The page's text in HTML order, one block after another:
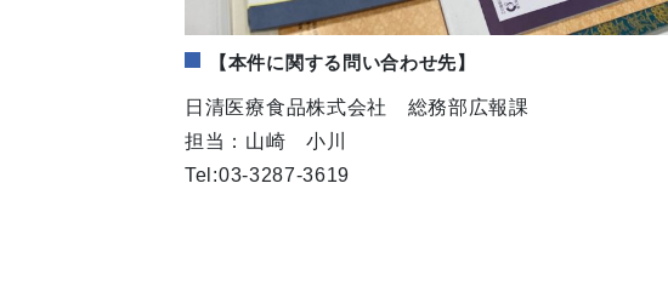
【本件に関する問い合わせ先】
日清医療食品株式会社 総務部広報課
担当：山崎 小川
Tel:03-3287-3619